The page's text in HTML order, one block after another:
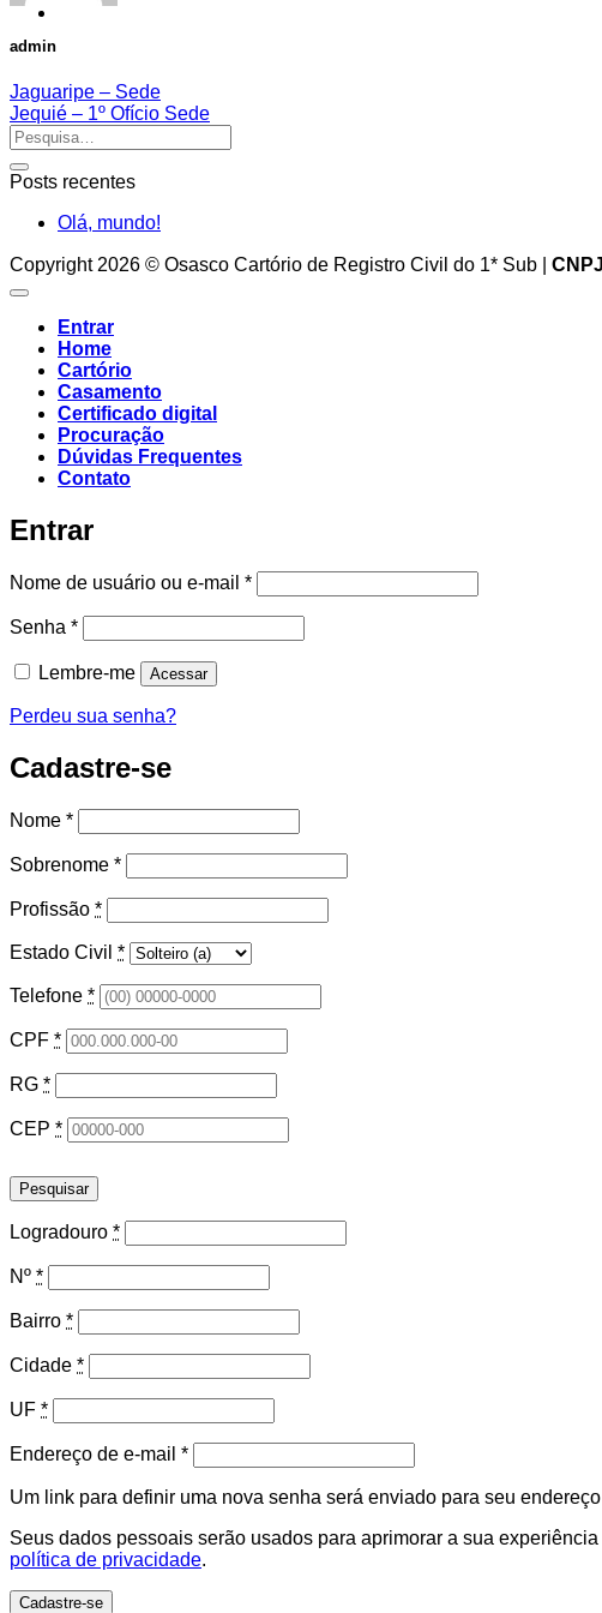
admin
Jaguaripe – Sede
Jequié – 1º Ofício Sede
Posts recentes
Olá, mundo!
Copyright 2026 © Osasco Cartório de Registro Civil do 1* Sub |
Entrar
Home
Cartório
Casamento
Certificado digital
Procuração
Dúvidas Frequentes
Contato
Entrar
Nome de usuário ou e-mail *Obrigatório
Senha *Obrigatório
Lembre-me Acessar
Perdeu sua senha?
Cadastre-se
Nome *
Sobrenome *
Profissão *
Estado Civil *
Telefone *
CPF *
RG *
CEP *
Pesquisar
Logradouro *
Nº *
Bairro *
Cidade *
UF *
Endereço de e-mail *Obrigatório
Um link para definir uma nova senha será enviado para seu
Seus dados pessoais serão usados para aprimorar a sua
política de privacidade.
Cadastre-se